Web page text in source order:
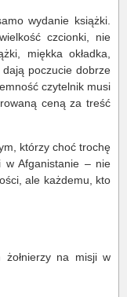
wydanie książki.
czcionki, nie
miękka okładka,
poczucie dobrze
czytelnik musi
ceną za treść
którzy choć trochę
w Afganistanie – nie
ale każdemu, kto
żołnierzy na misji w